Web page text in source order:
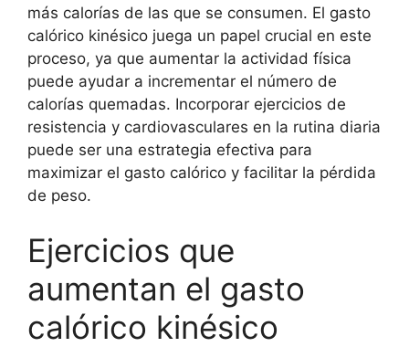
más calorías de las que se consumen. El gasto
calórico kinésico juega un papel crucial en este
proceso, ya que aumentar la actividad física
puede ayudar a incrementar el número de
calorías quemadas. Incorporar ejercicios de
resistencia y cardiovasculares en la rutina diaria
puede ser una estrategia efectiva para
maximizar el gasto calórico y facilitar la pérdida
de peso.
Ejercicios que
aumentan el gasto
calórico kinésico